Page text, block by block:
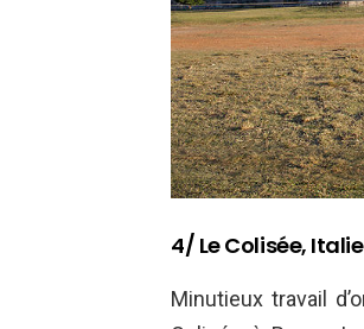
4/ Le Colisée, Italie
Minutieux travail